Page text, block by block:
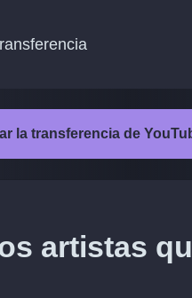
la transferencia de
artistas